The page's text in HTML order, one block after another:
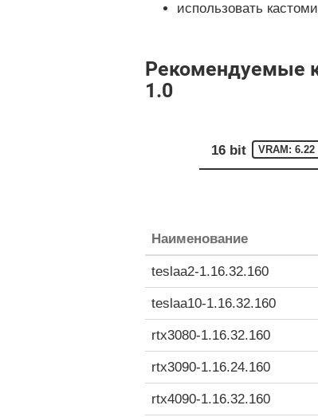
использовать
Рекомендуемые
1.0
16 bit VRAM: 6.22
Наименование
teslaa2-1.16.32.160
teslaa10-1.16.32.160
rtx3080-1.16.32.160
rtx3090-1.16.24.160
rtx4090-1.16.32.160